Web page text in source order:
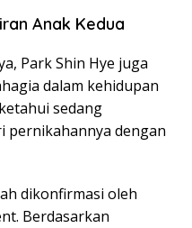
Anak Kedua
Park Shin Hye juga
dalam kehidupan
sedang
pernikahannya dengan
dikonfirmasi oleh
. Berdasarkan